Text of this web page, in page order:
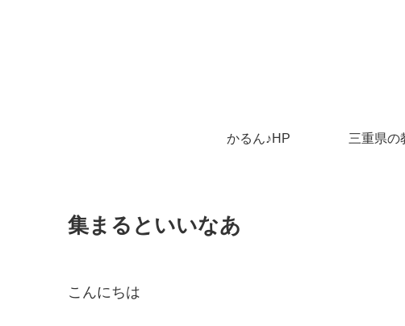
かるん♪HP 三重県の
集まるといいなあ
こんにちは